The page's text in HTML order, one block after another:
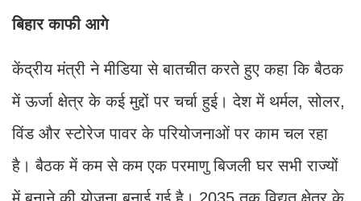
बिहार काफी आगे
केंद्रीय मंत्री ने मीडिया से बातचीत करते हुए कहा कि बैठक
में ऊर्जा क्षेत्र के कई मुद्दों पर चर्चा हुई। देश में थर्मल, सोलर,
विंड और स्टोरेज पावर के परियोजनाओं पर काम चल रहा
है। बैठक में कम से कम एक परमाणु बिजली घर सभी राज्यों